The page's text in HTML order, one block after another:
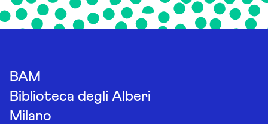
BAM
Biblioteca degli Alberi
Milano